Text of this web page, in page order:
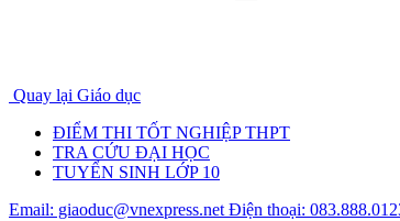
Quay lại Giáo dục
ĐIỂM THI TỐT NGHIỆP THPT
TRA CỨU ĐẠI HỌC
TUYỂN SINH LỚP 10
Email: giaoduc@vnexpress.netĐiện thoại: